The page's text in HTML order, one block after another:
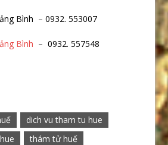
Bình – 0932. 553007
Bình – 0932. 557548
dich vu tham tu hue
thám tử huế